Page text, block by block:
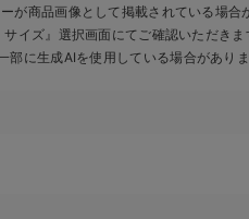
が商品画像として掲載されている場合
イズ』選択画面にてご確認いただき
に生成AIを使用している場合がありま